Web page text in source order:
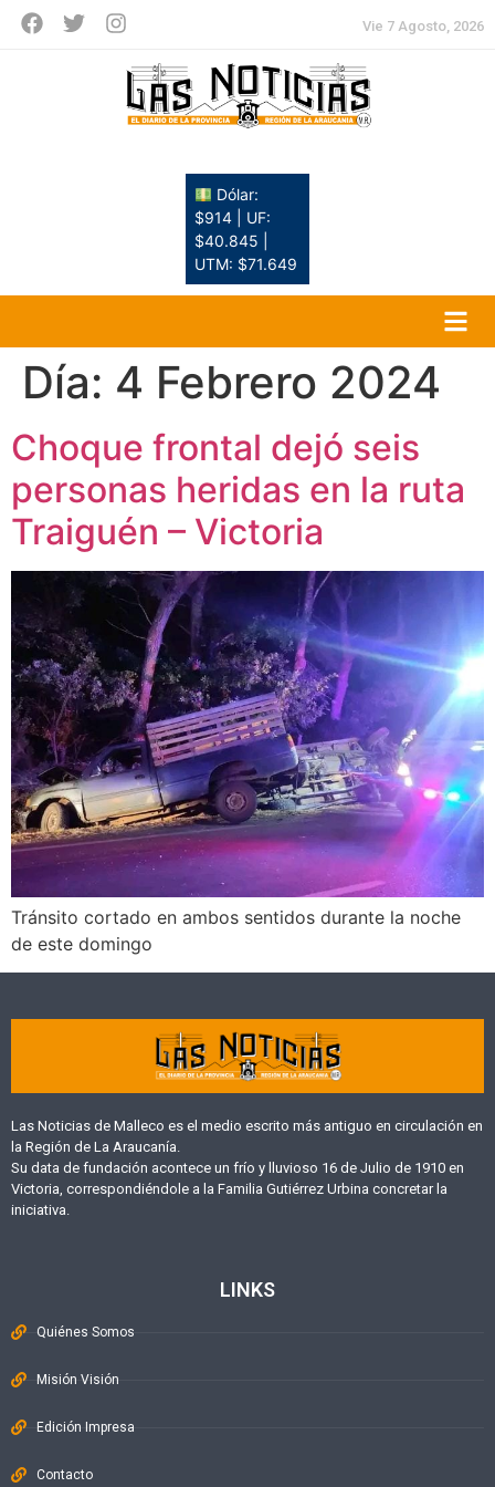
Vie 7 Agosto, 2026
Dólar:
$914 | UF:
$40.845 |
UTM: $71.649
Día: 4 Febrero 2024
Choque frontal dejó seis
personas heridas en la ruta
Traiguén – Victoria
Tránsito cortado en ambos sentidos durante la noche
de este domingo
Las Noticias de Malleco es el medio escrito más antiguo en circulación en
la Región de La Araucanía.
Su data de fundación acontece un frío y lluvioso 16 de Julio de 1910 en
Victoria, correspondiéndole a la Familia Gutiérrez Urbina concretar la
iniciativa.
LINKS
Quiénes Somos
Misión Visión
Edición Impresa
Contacto